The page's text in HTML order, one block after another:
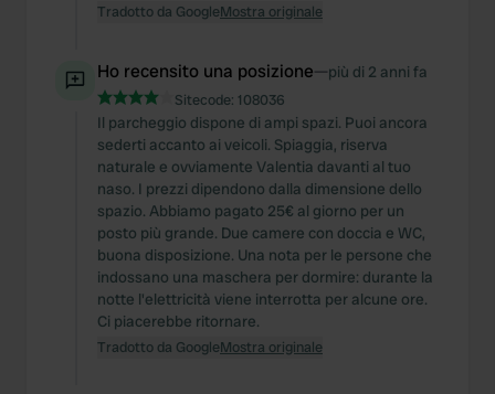
Tradotto da GoogleMostra originale
Ho recensito una posizione—più di 2 anni fa
Sitecode: 108036
Il parcheggio dispone di ampi spazi. Puoi ancora
sederti accanto ai veicoli. Spiaggia, riserva
naturale e ovviamente Valentia davanti al tuo
naso. I prezzi dipendono dalla dimensione dello
spazio. Abbiamo pagato 25€ al giorno per un
posto più grande. Due camere con doccia e WC,
buona disposizione. Una nota per le persone che
indossano una maschera per dormire: durante la
notte l'elettricità viene interrotta per alcune ore.
Ci piacerebbe ritornare.
Tradotto da GoogleMostra originale